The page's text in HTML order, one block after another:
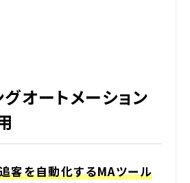
オートメーション
客を自動化するMAツール